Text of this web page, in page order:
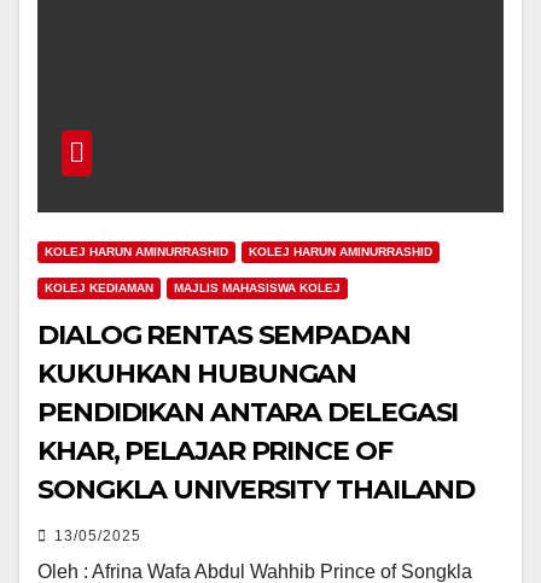
KOLEJ HARUN AMINURRASHID KOLEJ HARUN AMINURRASHID
KOLEJ KEDIAMAN MAJLIS MAHASISWA KOLEJ
DIALOG RENTAS SEMPADAN
KUKUHKAN HUBUNGAN
PENDIDIKAN ANTARA DELEGASI
KHAR, PELAJAR PRINCE OF
SONGKLA UNIVERSITY THAILAND
13/05/2025
Oleh : Afrina Wafa Abdul Wahhib Prince of Songkla